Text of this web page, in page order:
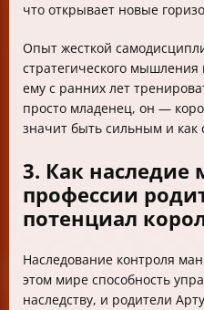
что открывает новые
Опыт жесткой
стратегического
ему с ранних лет
просто младенец, он —
значит быть сильным и как
3. Как наследие
профессии
потенциал
Наследование контроля
этом мире способность
наследству, и родители